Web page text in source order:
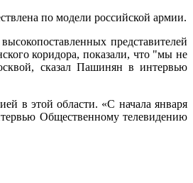
по модели российской армии.
представителей
коридора, показали, что "мы не
сказал Пашинян в интервью
в этой области. «С начала января
Общественному телевидению